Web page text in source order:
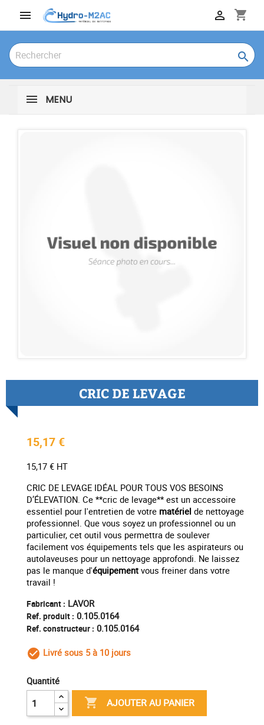
 shopping_cart


MENU
CRIC DE LEVAGE
15,17 €
15,17 € HT
CRIC DE LEVAGE IDÉAL POUR TOUS VOS BESOINS
D’ÉLEVATION. Ce **cric de levage** est un accessoire
essentiel pour l'entretien de votre matériel de nettoyage
professionnel. Que vous soyez un professionnel ou un
particulier, cet outil vous permettra de soulever
facilement vos équipements tels que les aspirateurs ou
autolaveuses pour un nettoyage approfondi. Ne laissez
pas le manque d'équipement vous freiner dans votre
travail !
Fabricant : LAVOR
Ref. produit : 0.105.0164
Ref. constructeur : 0.105.0164
check_circle_outline
Livré sous 5 à 10 jours
Quantité
 AJOUTER AU PANIER